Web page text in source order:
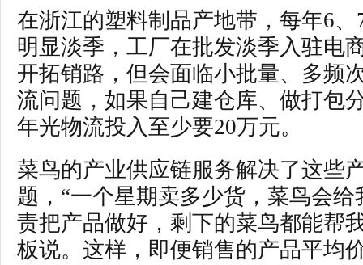
在浙江的塑料制品产地带，每年6
明显淡季，工厂在批发淡季入驻电
开拓销路，但会面临小批量、多频
流问题，如果自己建仓库、做打包
年光物流投入至少要20万元。
菜鸟的产业供应链服务解决了这些
题，“一个星期卖多少货，菜鸟会
责把产品做好，剩下的菜鸟都能帮
板说。这样，即便销售的产品平均